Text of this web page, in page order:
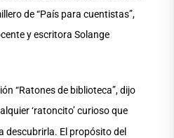
de “País para cuentistas”,
y escritora Solange
“Ratones de biblioteca”, dijo
‘ratoncito’ curioso que
descubrirla. El propósito del